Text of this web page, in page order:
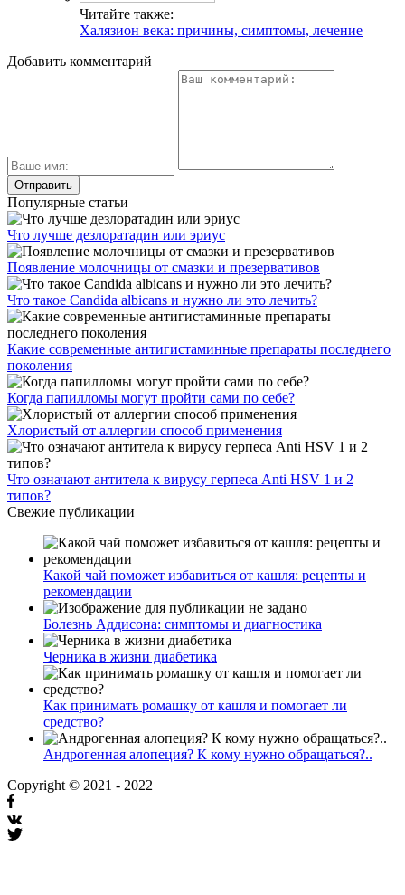
Читайте также:
Халязион века: причины, симптомы, лечение
Добавить комментарий
Популярные статьи
Что лучше дезлоратадин или эриус
Появление молочницы от смазки и презервативов
Что такое Candida albicans и нужно ли это лечить?
Какие современные антигистаминные препараты последнего
поколения
Когда папилломы могут пройти сами по себе?
Хлористый от аллергии способ применения
Что означают антитела к вирусу герпеса Anti HSV 1 и 2
типов?
Свежие публикации
Какой чай поможет избавиться от кашля: рецепты и
рекомендации
Болезнь Аддисона: симптомы и диагностика
Черника в жизни диабетика
Как принимать ромашку от кашля и помогает ли
средство?
Андрогенная алопеция? К кому нужно обращаться?..
Copyright © 2021 - 2022